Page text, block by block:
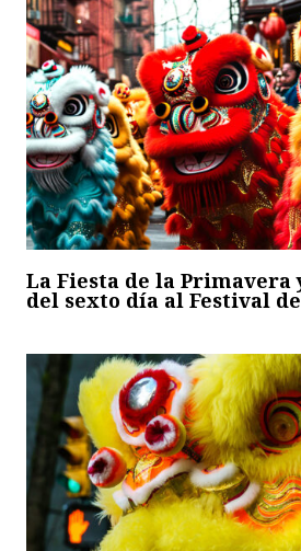
La Fiesta de la Primavera
del sexto día al Festival